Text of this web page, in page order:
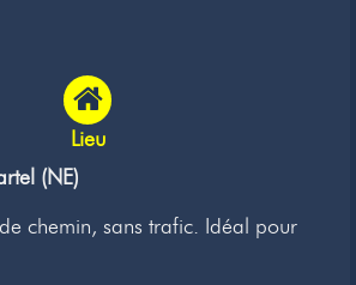
Lieu
(NE)
chemin, sans trafic. Idéal pour